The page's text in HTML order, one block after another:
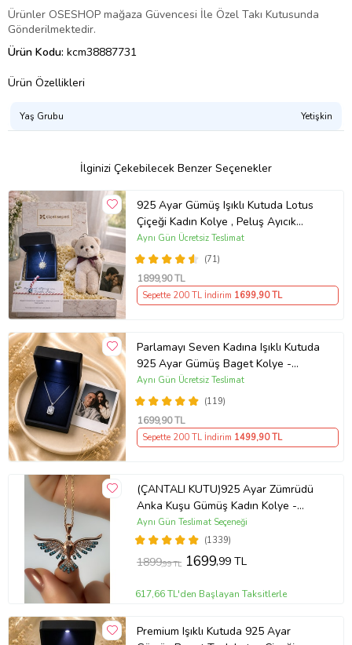
Ürünler OSESHOP mağaza Güvencesi İle Özel Takı Kutusunda
Gönderilmektedir.
Ürün Kodu: kcm38887731
Ürün Özellikleri
Yaş Grubu Yetişkin
İlginizi Çekebilecek Benzer Seçenekler
925 Ayar Gümüş Işıklı Kutuda Lotus
Çiçeği Kadın Kolye , Peluş Ayıcık
Anahtarlık Marteniçka Bileklik,
Polaroid Fotoğraf Hediye
(71)
Aynı Gün Ücretsiz Teslimat
1899,90 TL
Sepette 200 TL İndirim 1699,90 TL
Parlamayı Seven Kadına Işıklı Kutuda
925 Ayar Gümüş Baget Kolye -
Kişiye Özel Fotoğraf Hediye
(119)
Aynı Gün Ücretsiz Teslimat
1699,90 TL
Sepette 200 TL İndirim 1499,90 TL
(ÇANTALI KUTU)925 Ayar Zümrüdü
Anka Kuşu Gümüş Kadın Kolye -
MAVİ
(1339)
Aynı Gün Teslimat Seçeneği
1899,99 TL 1699,99 TL
617,66 TL'den Başlayan Taksitlerle
Premium Işıklı Kutuda 925 Ayar